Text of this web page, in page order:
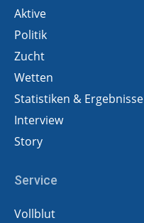
Aktive
Politik
Zucht
Wetten
Statistiken & Ergebnisse
Interview
Story
Service
Vollblut